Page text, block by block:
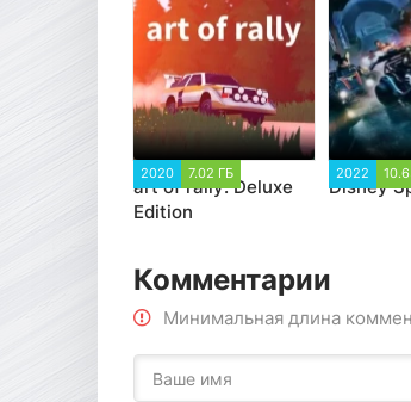
2020 7.02 ГБ
art of rally: Deluxe
Edition
2022
Disney
Комментарии
Минимальная длина